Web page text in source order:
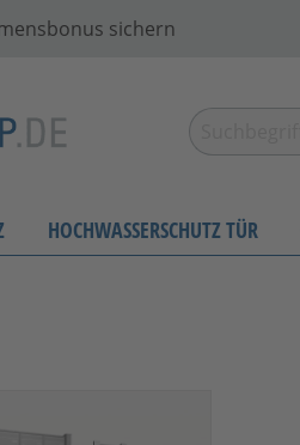
sichern
HOCHWASSERSCHUTZ TÜR